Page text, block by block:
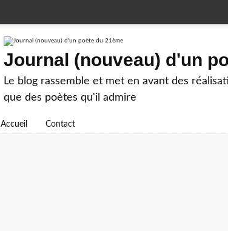
Journal (nouveau) d'un
Le blog rassemble et met en avant des
que des poètes qu'il admire
Accueil Contact